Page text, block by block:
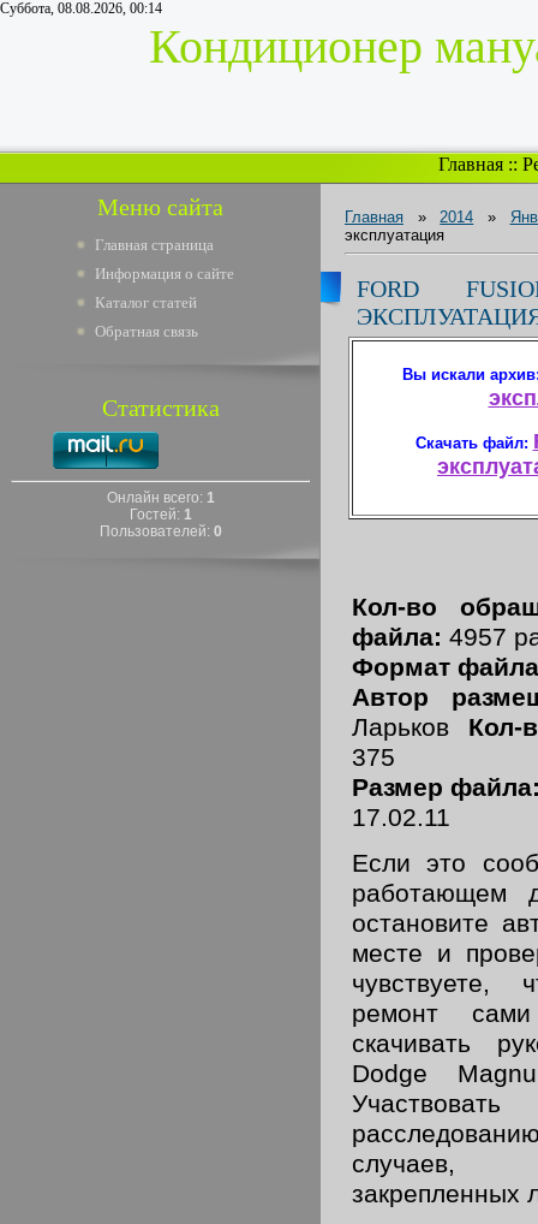
Суббота, 08.08.2026, 00:14
Кондиционер
Главная::
Меню сайта
Главная страница
Информация о сайте
Каталог статей
Обратная связь
Статистика
Онлайн всего: 1
Гостей: 1
Пользователей: 0
Главная »2014 »
эксплуатация
FORD
Вы искали
Скачать файл:
Кол-во
файла: 4957
Формат
Автор
Ларьков Кол-
375
Размер
17.02.11
Если это
работающем
остановите
месте и
чувствуете,
ремонт
скачивать
Dodge
случаев,
закрепленных